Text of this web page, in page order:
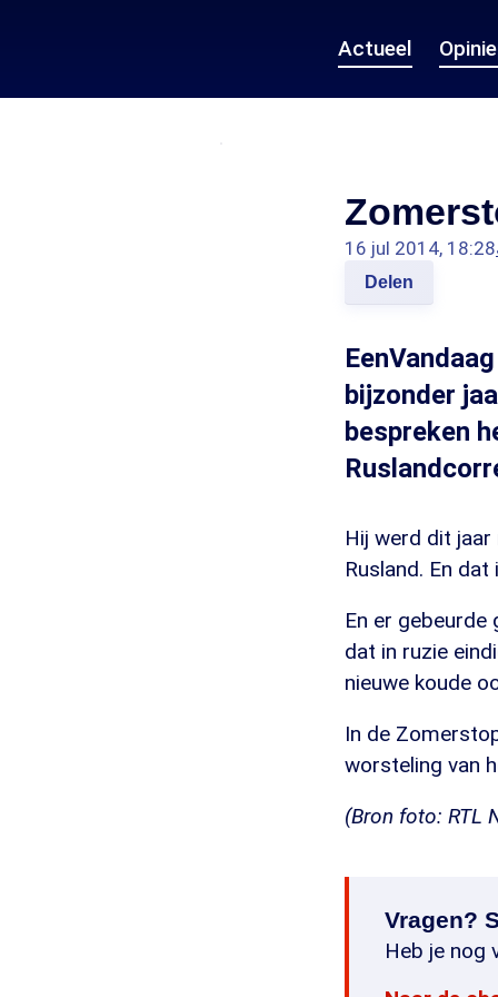
Actueel
16 jul 2014, 18:28
Delen
bijzonder
bespreken
Hij werd dit
Rusland. En
En er gebeurde
dat in ruzie
nieuwe koude
In de
worsteling van
(Bron foto: RTL
Vragen?
Heb je nog